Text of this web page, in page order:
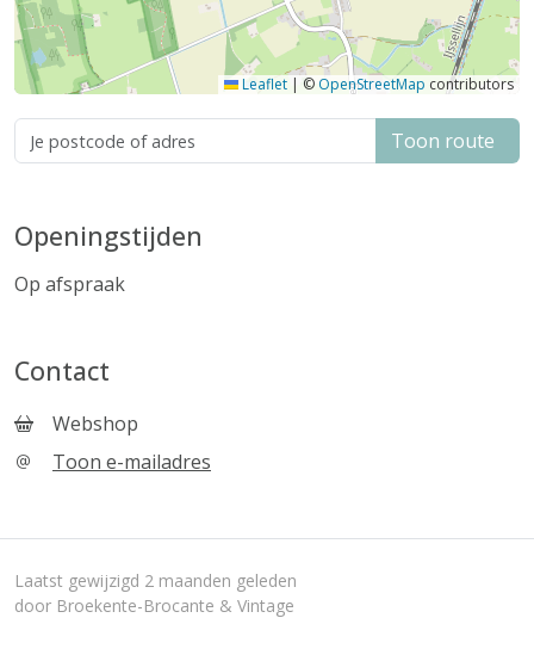
Leaflet | © OpenStreetMap contributors
Toon route
Openingstijden
Op afspraak
Contact
Webshop
Toon e-mailadres
Laatst gewijzigd 2 maanden geleden
door Broekente-Brocante & Vintage